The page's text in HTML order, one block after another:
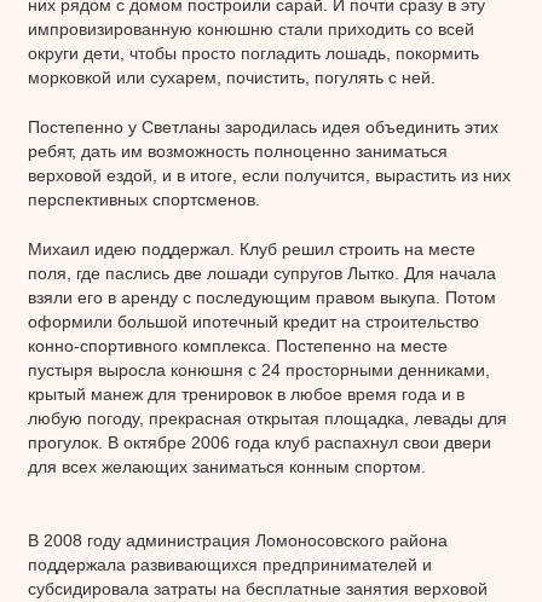
них рядом с домом построили сарай. И почти сразу в эту
импровизированную конюшню стали приходить со всей
округи дети, чтобы просто погладить лошадь, покормить
морковкой или сухарем, почистить, погулять с ней.
Постепенно у Светланы зародилась идея объединить этих
ребят, дать им возможность полноценно заниматься
верховой ездой, и в итоге, если получится, вырастить из них
перспективных спортсменов.
Михаил идею поддержал. Клуб решил строить на месте
поля, где паслись две лошади супругов Лытко. Для начала
взяли его в аренду с последующим правом выкупа. Потом
оформили большой ипотечный кредит на строительство
конно-спортивного комплекса. Постепенно на месте
пустыря выросла конюшня с 24 просторными денниками,
крытый манеж для тренировок в любое время года и в
любую погоду, прекрасная открытая площадка, левады для
прогулок. В октябре 2006 года клуб распахнул свои двери
для всех желающих заниматься конным спортом.
В 2008 году администрация Ломоносовского района
поддержала развивающихся предпринимателей и
субсидировала затраты на бесплатные занятия верховой